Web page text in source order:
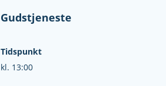
Gudstjeneste
Tidspunkt
kl. 13:00